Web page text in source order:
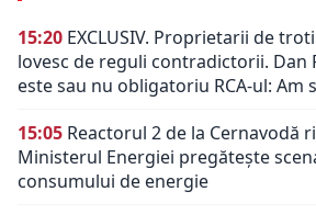
15:20 EXCLUSIV. Proprietarii de
lovesc de reguli contradictorii. Dan
este sau nu obligatoriu RCA-ul: Am
15:05 Reactorul 2 de la Cernavodă
Ministerul Energiei pregătește
consumului de energie